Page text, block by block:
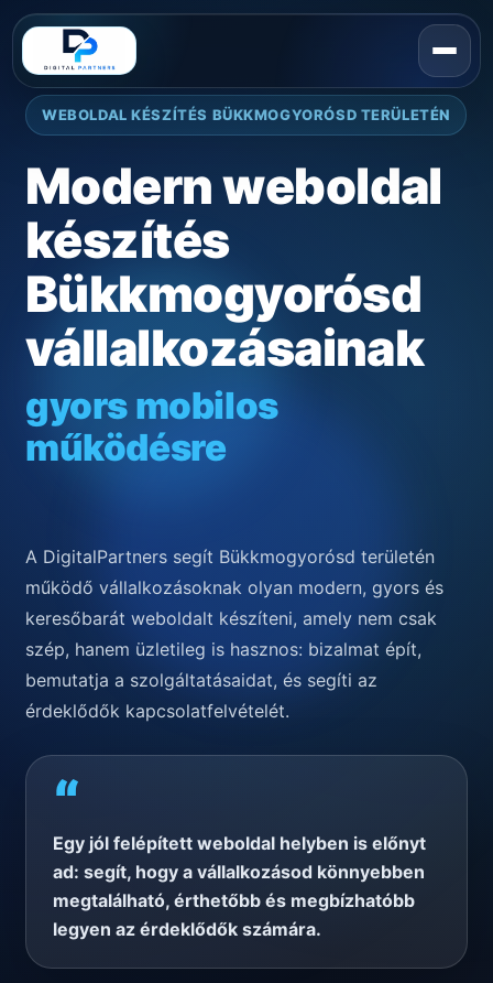
WEBOLDAL KÉSZÍTÉS BÜKKMOGYORÓSD TERÜLETÉN
Modern weboldal
készítés
Bükkmogyorósd
vállalkozásainak
gyors mobilos
működésre
A DigitalPartners segít Bükkmogyorósd területén
működő vállalkozásoknak olyan modern, gyors és
keresőbarát weboldalt készíteni, amely nem csak
szép, hanem üzletileg is hasznos: bizalmat épít,
bemutatja a szolgáltatásaidat, és segíti az
érdeklődők kapcsolatfelvételét.
“
Egy jól felépített weboldal helyben is előnyt
ad: segít, hogy a vállalkozásod könnyebben
megtalálható, érthetőbb és megbízhatóbb
legyen az érdeklődők számára.